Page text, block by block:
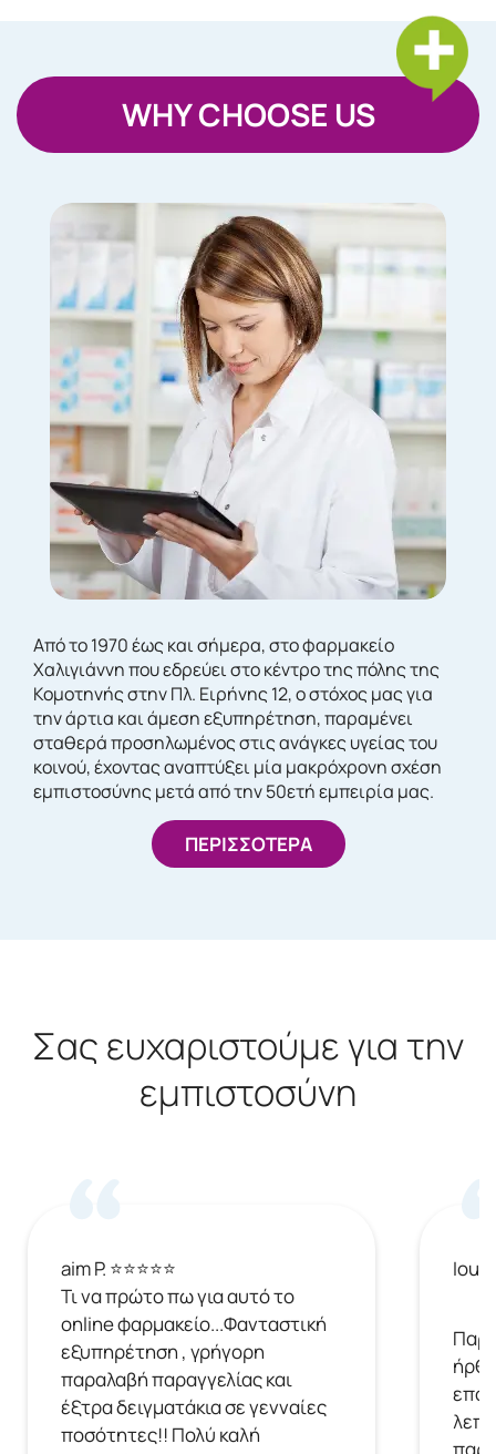
WHY CHOOSE US
Από το 1970 έως και σήμερα, στο φαρμακείο
Χαλιγιάννη που εδρεύει στο κέντρο της πόλης της
Κομοτηνής στην Πλ. Ειρήνης 12, ο στόχος μας για
την άρτια και άμεση εξυπηρέτηση, παραμένει
σταθερά προσηλωμένος στις ανάγκες υγείας του
κοινού, έχοντας αναπτύξει μία μακρόχρονη σχέση
εμπιστοσύνης μετά από την 50ετή εμπειρία μας.
ΠΕΡΙΣΣΟΤΕΡΑ
Σας ευχαριστούμε για την
εμπιστοσύνη
aim P. ⭐⭐⭐⭐⭐
Τι να πρώτο πω για αυτό το
online φαρμακείο...Φανταστική
εξυπηρέτηση , γρήγορη
παραλαβή παραγγελίας και
έξτρα δειγματάκια σε γενναίες
ποσότητες!! Πολύ καλή
Ioulia